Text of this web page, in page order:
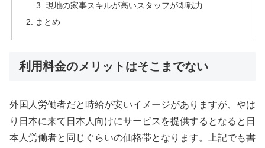
現地の家事スキルが高いスタッフが即戦力
まとめ
利用料金のメリットはそこまでない
外国人労働者だと時給が安いイメージがありますが、やは
り日本に来て日本人向けにサービスを提供するとなると日
本人労働者と同じぐらいの価格帯となります。上記でも書